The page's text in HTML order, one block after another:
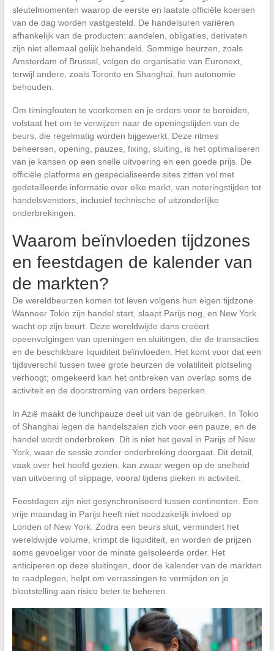
sleutelmomenten waarop de eerste en laatste officiële koersen
van de dag worden vastgesteld. De handelsuren variëren
afhankelijk van de producten: aandelen, obligaties, derivaten
zijn niet allemaal gelijk behandeld. Sommige beurzen, zoals
Amsterdam of Brussel, volgen de organisatie van Euronext,
terwijl andere, zoals Toronto en Shanghai, hun autonomie
behouden.
Om timingfouten te voorkomen en je orders voor te bereiden,
volstaat het om te verwijzen naar de openingstijden van de
beurs, die regelmatig worden bijgewerkt. Deze ritmes
beheersen, opening, pauzes, fixing, sluiting, is het optimaliseren
van je kansen op een snelle uitvoering en een goede prijs. De
officiële platforms en gespecialiseerde sites zitten vol met
gedetailleerde informatie over elke markt, van noteringstijden tot
handelsvensters, inclusief technische of uitzonderlijke
onderbrekingen.
Waarom beïnvloeden tijdzones
en feestdagen de kalender van
de markten?
De wereldbeurzen komen tot leven volgens hun eigen tijdzone.
Wanneer Tokio zijn handel start, slaapt Parijs nog, en New York
wacht op zijn beurt. Deze wereldwijde dans creëert
opeenvolgingen van openingen en sluitingen, die de transacties
en de beschikbare liquiditeit beïnvloeden. Het komt voor dat een
tijdsverschil tussen twee grote beurzen de volatiliteit plotseling
verhoogt; omgekeerd kan het ontbreken van overlap soms de
activiteit en de doorstroming van orders beperken.
In Azië maakt de lunchpauze deel uit van de gebruiken. In Tokio
of Shanghai legen de handelszalen zich voor een pauze, en de
handel wordt onderbroken. Dit is niet het geval in Parijs of New
York, waar de sessie zonder onderbreking doorgaat. Dit detail,
vaak over het hoofd gezien, kan zwaar wegen op de snelheid
van uitvoering of slippage, vooral tijdens pieken in activiteit.
Feestdagen zijn niet gesynchroniseerd tussen continenten. Een
vrije maandag in Parijs heeft niet noodzakelijk invloed op
Londen of New York. Zodra een beurs sluit, vermindert het
wereldwijde volume, krimpt de liquiditeit, en worden de prijzen
soms gevoeliger voor de minste geïsoleerde order. Het
anticiperen op deze sluitingen, door de kalender van de markten
te raadplegen, helpt om verrassingen te vermijden en je
blootstelling aan risico beter te beheren.